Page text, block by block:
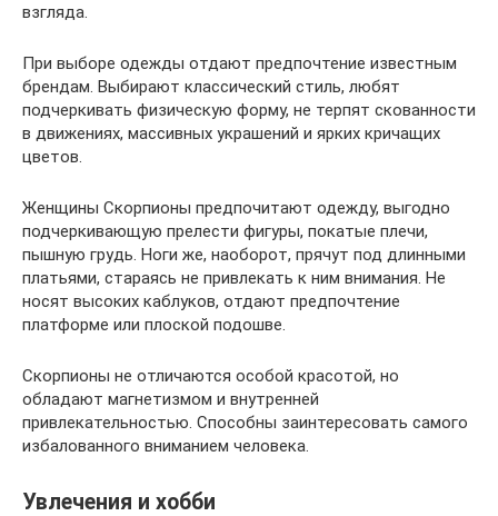
взгляда.
При выборе одежды отдают предпочтение известным
брендам. Выбирают классический стиль, любят
подчеркивать физическую форму, не терпят скованности
в движениях, массивных украшений и ярких кричащих
цветов.
Женщины Скорпионы предпочитают одежду, выгодно
подчеркивающую прелести фигуры, покатые плечи,
пышную грудь. Ноги же, наоборот, прячут под длинными
платьями, стараясь не привлекать к ним внимания. Не
носят высоких каблуков, отдают предпочтение
платформе или плоской подошве.
Скорпионы не отличаются особой красотой, но
обладают магнетизмом и внутренней
привлекательностью. Способны заинтересовать самого
избалованного вниманием человека.
Увлечения и хобби